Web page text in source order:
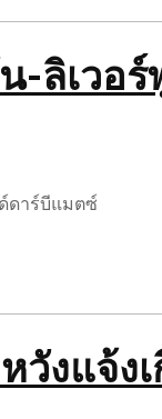
-ลิเวอร์
ดาร์บีแมตซ์
วังแจ้